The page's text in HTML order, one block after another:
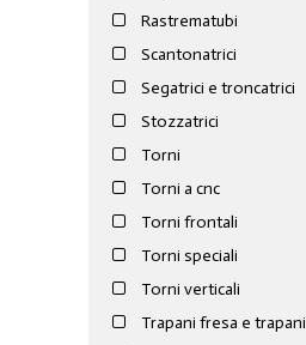
Rastrematubi
Scantonatrici
Segatrici e troncatrici
Stozzatrici
Torni
Torni a cnc
Torni frontali
Torni speciali
Torni verticali
Trapani fresa e trapani